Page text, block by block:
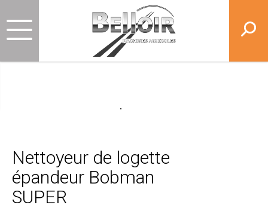
Nettoyeur de logette
épandeur Bobman
SUPER